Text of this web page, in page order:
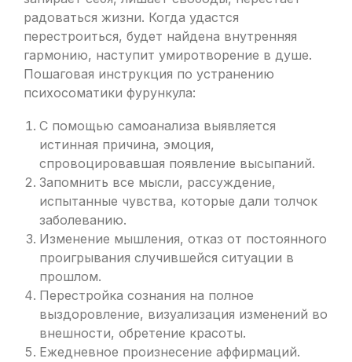
радоваться жизни. Когда удастся
перестроиться, будет найдена внутренняя
гармонию, наступит умиротворение в душе.
Пошаговая инструкция по устранению
психосоматики фурункула:
С помощью самоанализа выявляется
истинная причина, эмоция,
спровоцировавшая появление высыпаний.
Запомнить все мысли, рассуждение,
испытанные чувства, которые дали толчок
заболеванию.
Изменение мышления, отказ от постоянного
проигрывания случившейся ситуации в
прошлом.
Перестройка сознания на полное
выздоровление, визуализация изменений во
внешности, обретение красоты.
Ежедневное произнесение аффирмаций.